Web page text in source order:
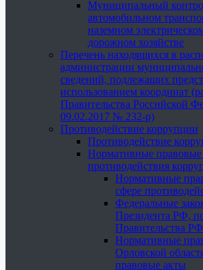
Муниципальный
автомобильном
наземном
дорожном хозяйстве
Перечень находящихся в
администрации
сведений, подлежащих
использованием координат
Правительства Российской
09.02.2017 № 232-р)
Противодействие коррупции
Противодействие
Нормативные
противодействия
Нормативные
сфере
Федеральные
Президента РФ,
Правительства РФ
Нормативные
Орловской
правовые акты